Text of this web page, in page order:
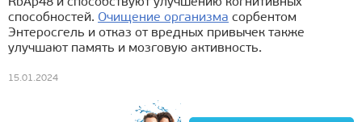
способностей. Очищение организма сорбентом
Энтеросгель и отказ от вредных привычек также
улучшают память и мозговую активность.
15.01.2024